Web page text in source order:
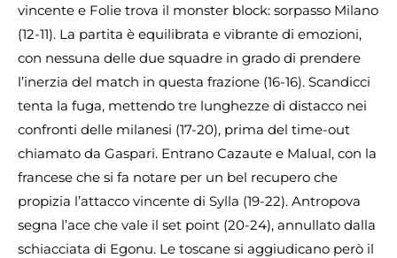
vincente e Folie trova il monster block: sorpasso Milano
(12-11). La partita è equilibrata e vibrante di emozioni,
con nessuna delle due squadre in grado di prendere
l’inerzia del match in questa frazione (16-16). Scandicci
tenta la fuga, mettendo tre lunghezze di distacco nei
confronti delle milanesi (17-20), prima del time-out
chiamato da Gaspari. Entrano Cazaute e Malual, con la
francese che si fa notare per un bel recupero che
propizia l’attacco vincente di Sylla (19-22). Antropova
segna l’ace che vale il set point (20-24), annullato dalla
schiacciata di Egonu. Le toscane si aggiudicano però il